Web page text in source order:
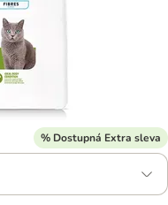
% Dostupná Extra sleva